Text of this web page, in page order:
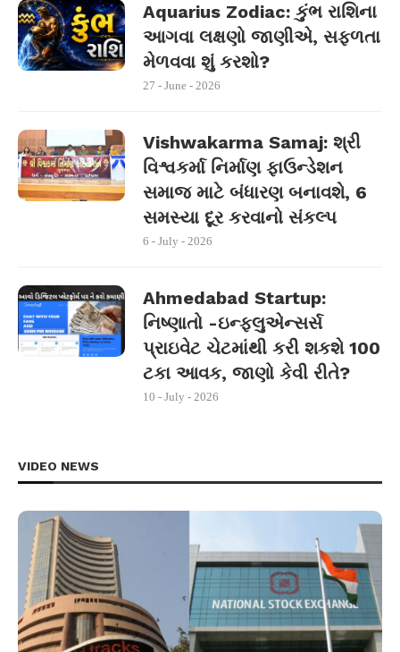
Aquarius Zodiac: કુંભ રાશિના
આગવા લક્ષણો જાણીએ, સફળતા
મેળવવા શું કરશો?
27 - June - 2026
Vishwakarma Samaj: શ્રી
વિશ્વકર્મા નિર્માણ ફાઉન્ડેશન
સમાજ માટે બંધારણ બનાવશે, 6
સમસ્યા દૂર કરવાનો સંકલ્પ
6 - July - 2026
Ahmedabad Startup:
નિષ્ણાતો -ઇન્ફ્લુએન્સર્સ
પ્રાઇવેટ ચેટમાંથી કરી શકશે 100
ટકા આવક, જાણો કેવી રીતે?
10 - July - 2026
VIDEO NEWS